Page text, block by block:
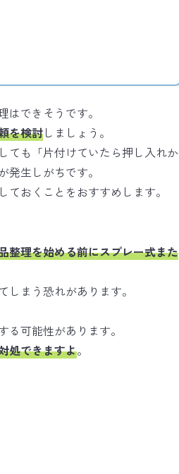
できそうです。
を検討しましょう。
ても「片付けていたら押し入れか
生しがちです。
しておくことをおすすめします。
整理を始める前にスプレー式また
まう恐れがあります。
可能性があります。
処できますよ。